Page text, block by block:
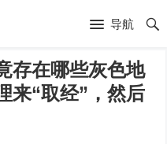
导航
存在哪些灰色地
来“取经”，然后